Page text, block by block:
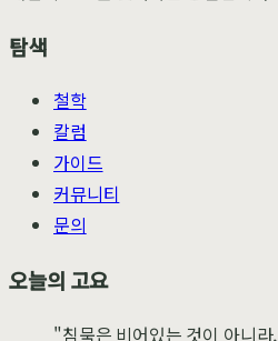
탐색
철학
칼럼
가이드
커뮤니티
문의
오늘의 고요
"침묵은 비어있는 것이 아니라,